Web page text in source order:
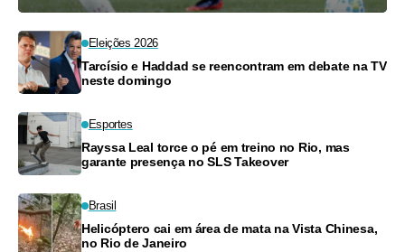
Eleições 2026
Tarcísio e Haddad se reencontram em debate na TV
neste domingo
Esportes
Rayssa Leal torce o pé em treino no Rio, mas
garante presença no SLS Takeover
Brasil
Helicóptero cai em área de mata na Vista Chinesa,
no Rio de Janeiro